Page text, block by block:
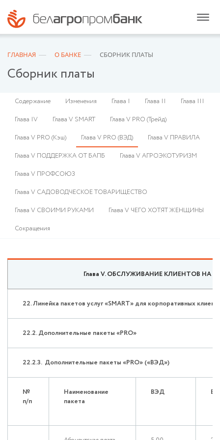
ГЛАВНАЯ О БАНКЕ СБОРНИК ПЛАТЫ
Сборник платы
Содержание Изменения Глава I Глава II
Глава III
Глава IV
Глава V SMART
Глава V PRO (Трейд)
Глава V PRO (Кэш)
Глава V PRO (ВЭД)
Глава V ПРАВИЛА
Глава V ПОДДЕРЖКА ОТ БАПБ
Глава V АГРОЭКОТУРИЗМ
Глава V ПРОФСОЮЗ
Глава V САДОВОДЧЕСКОЕ ТОВАРИЩЕСТВО
Глава V СВОИМИ РУКАМИ
Глава V ЧЕГО ХОТЯТ ЖЕНЩИНЫ
Сокращения
Глава V. ОБСЛУЖИВАНИЕ КЛИЕНТОВ НА
22. Линейка пакетов услуг «SMART» для корпоративных
22.2. Дополнительные пакеты «PRO»
22.2.3. Дополнительные пакеты «PRO» («ВЭД»)
№
п/п
Наименование
пакета
ВЭД